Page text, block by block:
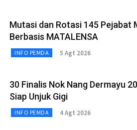
Mutasi dan Rotasi 145 Pejabat
Berbasis MATALENSA
INFO PEMDA 5 Agt 2026
30 Finalis Nok Nang Dermayu
Siap Unjuk Gigi
INFO PEMDA 4 Agt 2026